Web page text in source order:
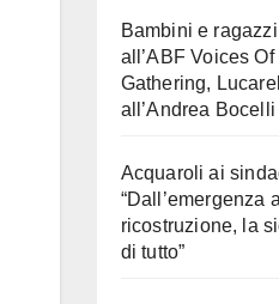
Bambini e
all’ABF Voices Of
Gathering,
all’Andrea
Acquaroli ai
“Dall’emergenza
ricostruzione, la
di tutto”